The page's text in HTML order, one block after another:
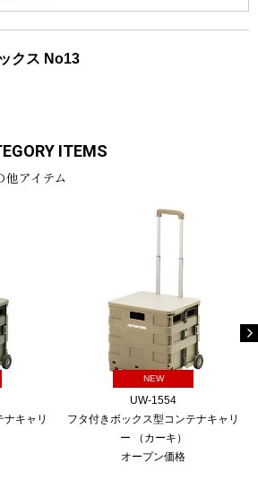
クス No13
ITEMS
他アイテム
ナキャリ
NEW
UW-1554
フタ付きボックス型コンテナキャリ
ー （カーキ）
オープン価格